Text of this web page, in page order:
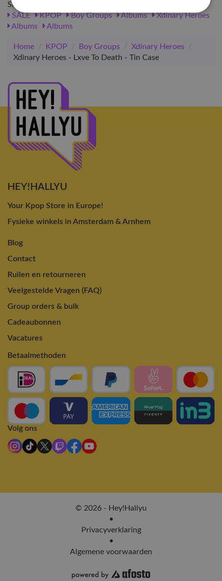
Shop meer
SALE
KPOP Boy Groups Albums
Xdinary Heroes
Albums
Albums
Home / KPOP / Boy Groups / Xdinary Heroes
/
Xdinary Heroes - Lxve To Death - Tin Case
HEY!HALLYU
Your Kpop Store in Europe!
Fysieke winkels in Amsterdam & Arnhem
Blog
Contact
Ruilen en retourneren
Veelgestelde Vragen (FAQ)
Group orders & bulk
Cadeaubonnen
Vacatures
Betaalmethoden
Volg ons
© 2026 - Hey!Hallyu
•
Privacyverklaring
•
Algemene voorwaarden